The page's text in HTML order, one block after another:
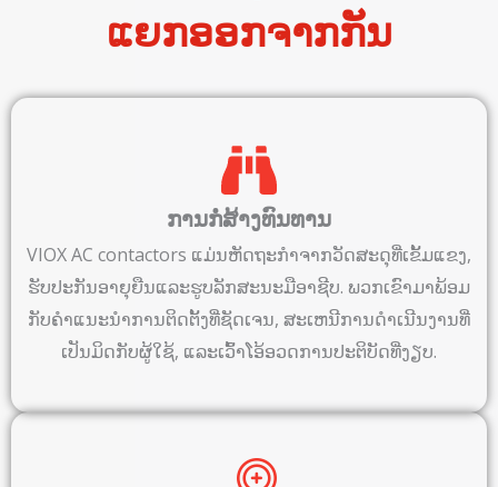
ແຍກອອກຈາກກັນ
ການກໍ່ສ້າງທົນທານ
VIOX AC contactors ແມ່ນຫັດຖະກໍາຈາກວັດສະດຸທີ່ເຂັ້ມແຂງ,
ຮັບປະກັນອາຍຸຍືນແລະຮູບລັກສະນະມືອາຊີບ. ພວກເຂົາມາພ້ອມ
ກັບຄໍາແນະນໍາການຕິດຕັ້ງທີ່ຊັດເຈນ, ສະເຫນີການດໍາເນີນງານທີ່
ເປັນມິດກັບຜູ້ໃຊ້, ແລະເວົ້າໂອ້ອວດການປະຕິບັດທີ່ງຽບ.